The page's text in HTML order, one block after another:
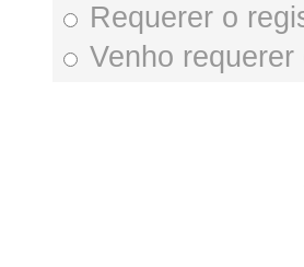
Requerer o
Venho